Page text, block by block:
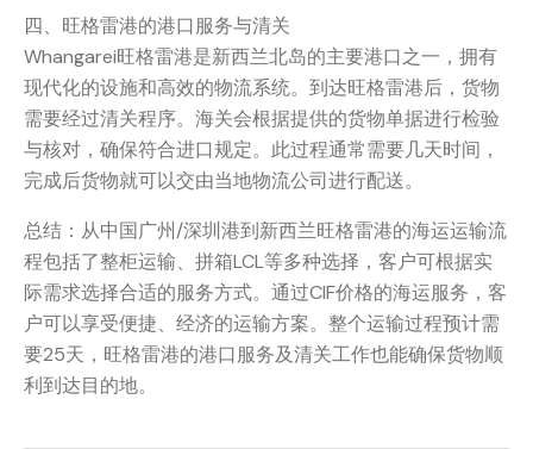
四、旺格雷港的港口服务与清关
Whangarei旺格雷港是新西兰北岛的主要港口之一，拥有
现代化的设施和高效的物流系统。到达旺格雷港后，货物
需要经过清关程序。海关会根据提供的货物单据进行检验
与核对，确保符合进口规定。此过程通常需要几天时间，
完成后货物就可以交由当地物流公司进行配送。
总结：从中国广州/深圳港到新西兰旺格雷港的海运运输流
程包括了整柜运输、拼箱LCL等多种选择，客户可根据实
际需求选择合适的服务方式。通过CIF价格的海运服务，客
户可以享受便捷、经济的运输方案。整个运输过程预计需
要25天，旺格雷港的港口服务及清关工作也能确保货物顺
利到达目的地。